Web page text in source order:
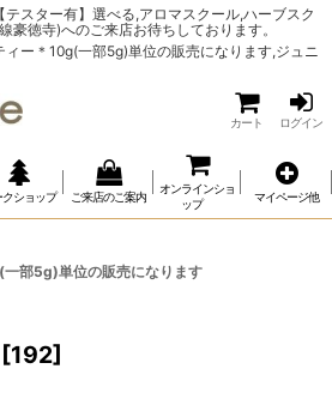
スター有】選べる,アロマスクール,ハーブスク
徳寺)へのご来店お待ちしております。
ー＊10g(一部5g)単位の販売になります,ジュニ
カート ログイン
クショップ ご来店のご案内
オンラインショ
ップ
マイページ他
部5g)単位の販売になります
[192]